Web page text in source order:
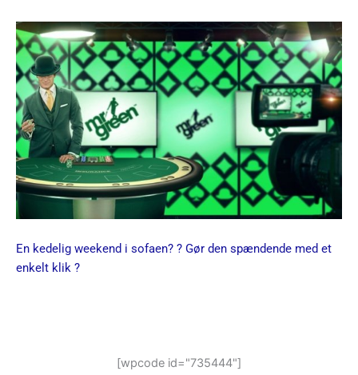
En kedelig weekend i sofaen? ? Gør den spændende med et
enkelt klik ?
[wpcode id="735444"]